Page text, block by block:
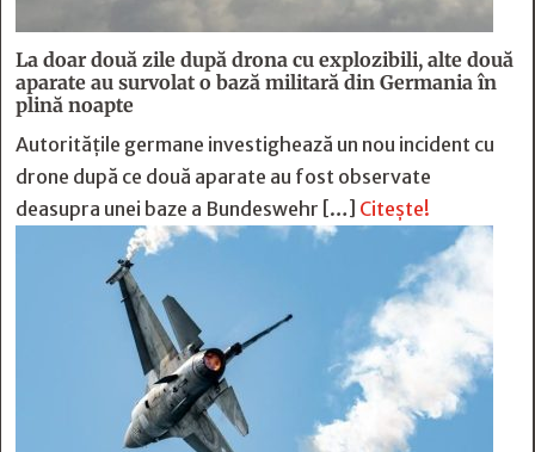
La doar două zile după drona cu explozibili, alte două
aparate au survolat o bază militară din Germania în
plină noapte
Autoritățile germane investighează un nou incident cu
drone după ce două aparate au fost observate
deasupra unei baze a Bundeswehr […] Citește!